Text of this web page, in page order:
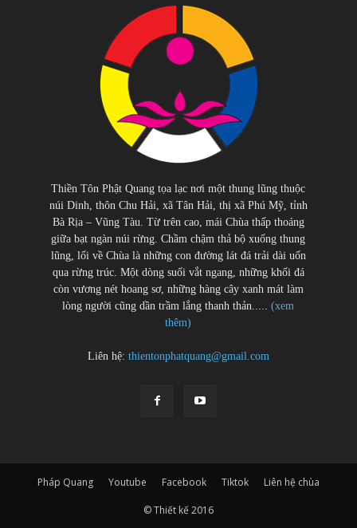
Thiền Tôn Phật Quang tọa lạc nơi một thung lũng thuộc
núi Dinh, thôn Chu Hải, xã Tân Hải, thị xã Phú Mỹ, tỉnh
Bà Rịa – Vũng Tàu. Từ trên cao, mái Chùa thấp thoáng
giữa bạt ngàn núi rừng. Chầm chậm thả bộ xuống thung
lũng, lối về Chùa là những con đường lát đá trải dài uốn
qua rừng trúc. Một dòng suối vắt ngang, những khối đá
còn vương nét hoang sơ, những hàng cây xanh mát làm
lòng người cũng dần trầm lắng thanh thản.....(xem
thêm)
Liên hệ: thientonphatquang@gmail.com
Pháp Quang Youtube Facebook Tiktok Liên hệ chùa
© Thiết kế 2016